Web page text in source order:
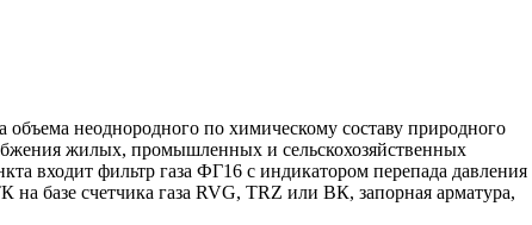
неоднородного по химическому составу природного
жилых, промышленных и сельскохозяйственных
входит фильтр газа ФГ16 с индикатором перепада давления
базе счетчика газа RVG, TRZ или ВК, запорная арматура,